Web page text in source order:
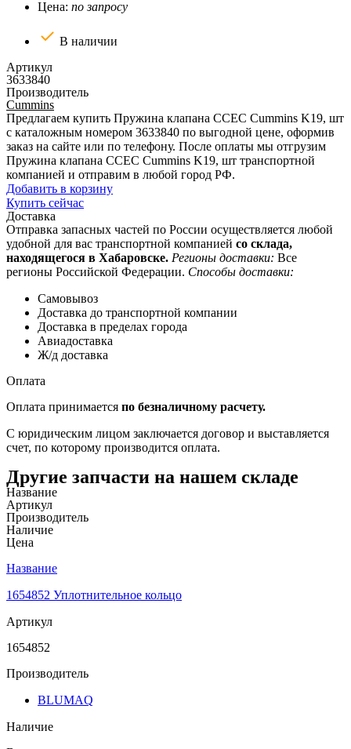
Цена: по запросу
В наличии
Артикул
3633840
Производитель
Cummins
Предлагаем купить Пружина клапана CCEC Cummins K19, шт
с каталожным номером 3633840 по выгодной цене, оформив
заказ на сайте или по телефону. После оплаты мы отгрузим
Пружина клапана CCEC Cummins K19, шт транспортной
компанией и отправим в любой город РФ.
Добавить в корзину
Купить сейчас
Доставка
Отправка запасных частей по России осуществляется любой
удобной для вас транспортной компанией со склада,
находящегося в Хабаровске. Регионы доставки: Все
регионы Российской Федерации. Способы доставки:
Самовывоз
Доставка до транспортной компании
Доставка в пределах города
Авиадоставка
Ж/д доставка
Оплата
Оплата принимается по безналичному расчету.
С юридическим лицом заключается договор и выставляется
счет, по которому производится оплата.
Другие запчасти на нашем складе
Название
Артикул
Производитель
Наличие
Цена
Название
1654852 Уплотнительное кольцо
Артикул
1654852
Производитель
BLUMAQ
Наличие